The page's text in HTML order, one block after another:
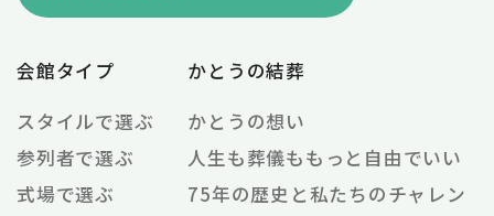
会館タイプ
スタイルで選ぶ
参列者で選ぶ
式場で選ぶ
かとうの結葬
かとうの想い
人生も葬儀ももっと自由でいい
75年の歴史と私たちのチャレン